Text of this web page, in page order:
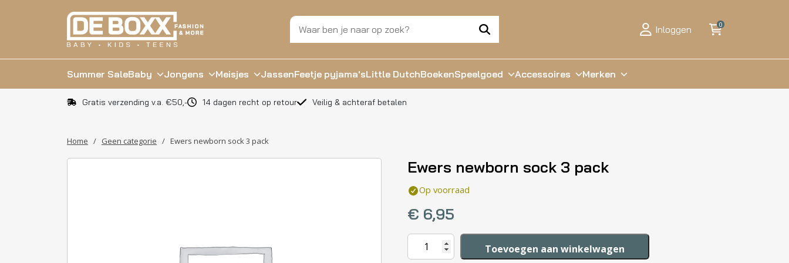
Inloggen 0
Summer SaleBaby Jongens Meisjes JassenFeetje pyjama'sLittle DutchBoekenSpeelgoed Accessoires Merken
Gratis verzending v.a. €50,- 14 dagen recht op retour Veilig & achteraf betalen
Home / Geen categorie / Ewers newborn sock 3 pack
Ewers newborn sock 3 pack
Op voorraad
€ 6,95
Ewers
newborn
Toevoegen aan winkelwagen